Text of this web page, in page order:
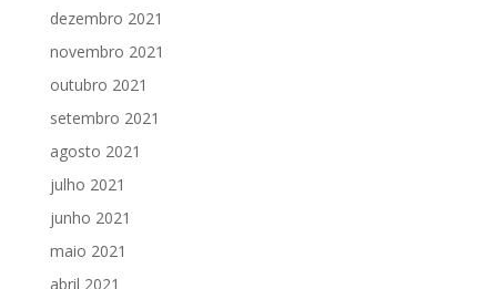
dezembro 2021
novembro 2021
outubro 2021
setembro 2021
agosto 2021
julho 2021
junho 2021
maio 2021
abril 2021